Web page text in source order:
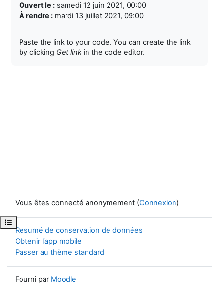
Ouvrir l’index du cours
Ouvert le : samedi 12 juin 2021, 00:00
À rendre : mardi 13 juillet 2021, 09:00
Paste the link to your code. You can create the link
by clicking Get link in the code editor.
Vous êtes connecté anonymement (Connexion)
Résumé de conservation de données
Obtenir l’app mobile
Passer au thème standard
Fourni par Moodle